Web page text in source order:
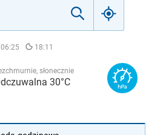
06:25 18:11
słonecznie
30°C